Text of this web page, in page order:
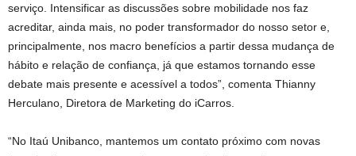
serviço. Intensificar as discussões sobre mobilidade nos faz
acreditar, ainda mais, no poder transformador do nosso setor e,
principalmente, nos macro benefícios a partir dessa mudança de
hábito e relação de confiança, já que estamos tornando esse
debate mais presente e acessível a todos”, comenta Thianny
Herculano, Diretora de Marketing do iCarros.
“No Itaú Unibanco, mantemos um contato próximo com novas